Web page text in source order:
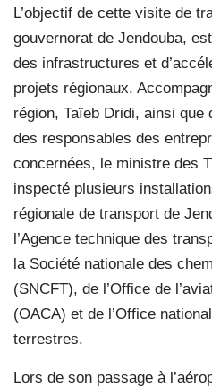
L’objectif de cette visite de
gouvernorat de Jendouba,
des infrastructures et
projets régionaux.
région, Taïeb Dridi, ainsi
des responsables des
concernées, le ministre des
inspecté plusieurs
régionale de transport de
l’Agence technique des
la Société nationale des
(SNCFT), de l’Office de
(OACA) et de l’Office
terrestres.
Lors de son passage à